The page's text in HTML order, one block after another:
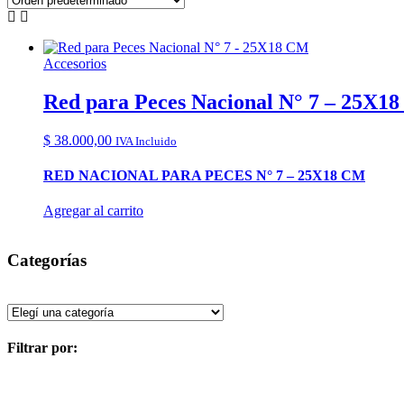
Accesorios
Red para Peces Nacional N° 7 –
$ 38.000,00 IVA Incluido
RED NACIONAL PARA PECES N° 7 – 25X18 CM
Agregar al carrito
Categorías
Filtrar por: